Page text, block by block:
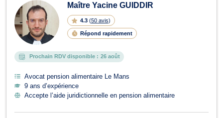
Maître Yacine GUIDDIR
4.3 (50 avis)
Répond rapidement
Prochain RDV disponible : 26 août
Avocat pension alimentaire Le Mans
9 ans d’expérience
Accepte l’aide juridictionnelle en pension alimentaire